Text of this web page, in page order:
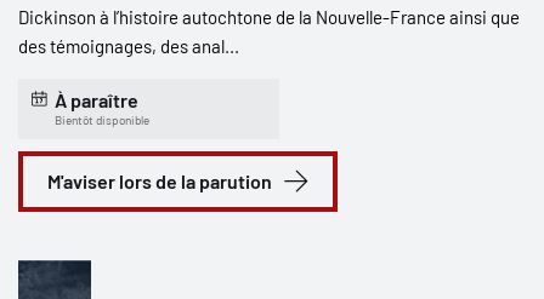
Dickinson à l’histoire autochtone de la Nouvelle-France ainsi que
des témoignages, des anal...
À paraître
Bientôt disponible
M'aviser lors de la parution